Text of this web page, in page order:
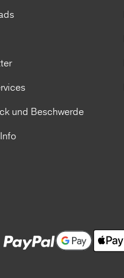
und Beschwerde